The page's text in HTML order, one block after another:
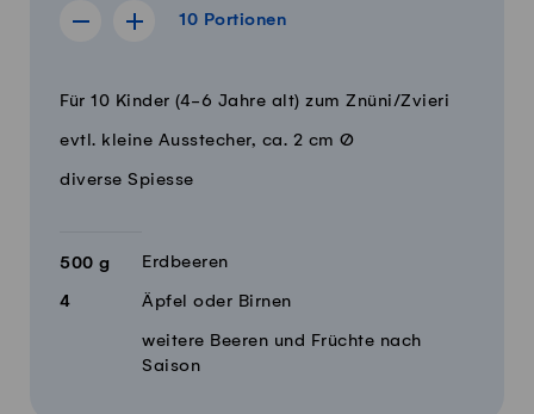
10 Portionen
Rezept für 9 Portionen anzeigen
Rezept für 11 Portionen anzeigen
10 Portionen
Menge Zutaten
Für 10 Kinder (4-6 Jahre alt) zum Znüni/Zvieri
evtl. kleine Ausstecher, ca. 2 cm Ø
diverse Spiesse
500 g Erdbeeren
4 Äpfel oder Birnen
weitere Beeren und Früchte nach
Saison